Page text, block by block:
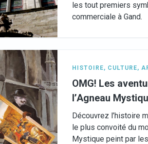
les tout premiers
commerciale à Gand.
HISTOIRE, CULTURE,
OMG! Les
l’Agneau
Découvrez l’histoire
le plus convoité du
Mystique peint par